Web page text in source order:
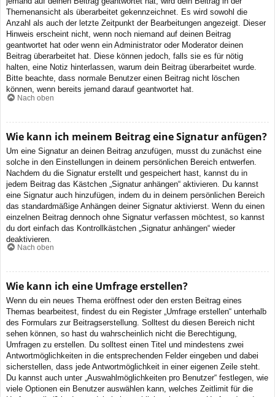
Themenansicht als überarbeitet gekennzeichnet. Es wird sowohl die
Anzahl als auch der letzte Zeitpunkt der Bearbeitungen angezeigt. Dieser
Hinweis erscheint nicht, wenn noch niemand auf deinen Beitrag
geantwortet hat oder wenn ein Administrator oder Moderator deinen
Beitrag überarbeitet hat. Diese können jedoch, falls sie es für nötig
halten, eine Notiz hinterlassen, warum dein Beitrag überarbeitet wurde.
Bitte beachte, dass normale Benutzer einen Beitrag nicht löschen
können, wenn bereits jemand darauf geantwortet hat.
Nach oben
Wie kann ich meinem Beitrag eine Signatur anfügen?
Um eine Signatur an deinen Beitrag anzufügen, musst du zunächst eine
solche in den Einstellungen in deinem persönlichen Bereich entwerfen.
Nachdem du die Signatur erstellt und gespeichert hast, kannst du in
jedem Beitrag das Kästchen „Signatur anhängen“ aktivieren. Du kannst
eine Signatur auch hinzufügen, indem du in deinem persönlichen Bereich
das standardmäßige Anhängen deiner Signatur aktivierst. Wenn du einen
einzelnen Beitrag dennoch ohne Signatur verfassen möchtest, so kannst
du dort einfach das Kontrollkästchen „Signatur anhängen“ wieder
deaktivieren.
Nach oben
Wie kann ich eine Umfrage erstellen?
Wenn du ein neues Thema eröffnest oder den ersten Beitrag eines
Themas bearbeitest, findest du ein Register „Umfrage erstellen“ unterhalb
des Formulars zur Beitragserstellung. Solltest du diesen Bereich nicht
sehen können, so hast du wahrscheinlich nicht die Berechtigung,
Umfragen zu erstellen. Du solltest einen Titel und mindestens zwei
Antwortmöglichkeiten in die entsprechenden Felder eingeben und dabei
sicherstellen, dass jede Antwortmöglichkeit in einer eigenen Zeile steht.
Du kannst auch unter „Auswahlmöglichkeiten pro Benutzer“ festlegen, wie
viele Optionen ein Benutzer auswählen kann, welches Zeitlimit für die